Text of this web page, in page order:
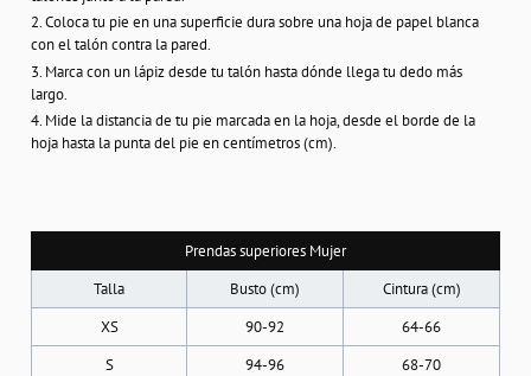
2. Coloca tu pie en una superficie dura sobre una hoja de papel blanca
con el talón contra la pared.
3. Marca con un lápiz desde tu talón hasta dónde llega tu dedo más
largo.
4. Mide la distancia de tu pie marcada en la hoja, desde el borde de la
hoja hasta la punta del pie en centímetros (cm).
Prendas superiores Mujer
Talla
Busto (cm)
Cintura (cm)
XS
90-92
64-66
S
94-96
68-70